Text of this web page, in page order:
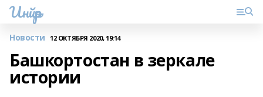
Инйәр
Новости 12 ОКТЯБРЯ 2020, 19:14
Башкортостан в зеркале
истории